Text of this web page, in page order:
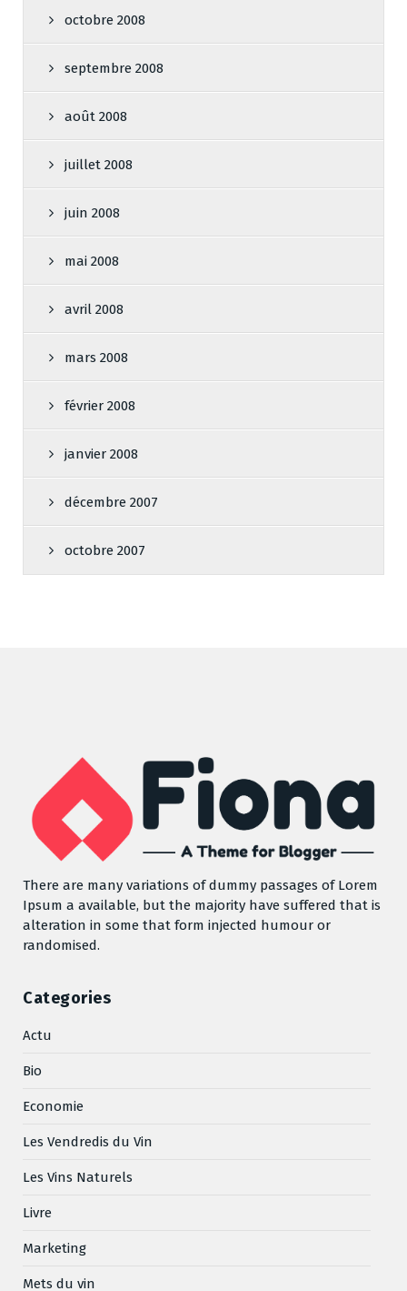
octobre 2008
septembre 2008
août 2008
juillet 2008
juin 2008
mai 2008
avril 2008
mars 2008
février 2008
janvier 2008
décembre 2007
octobre 2007
There are many variations of dummy passages of Lorem
Ipsum a available, but the majority have suffered that is
alteration in some that form injected humour or
randomised.
Categories
Actu
Bio
Economie
Les Vendredis du Vin
Les Vins Naturels
Livre
Marketing
Mets du vin